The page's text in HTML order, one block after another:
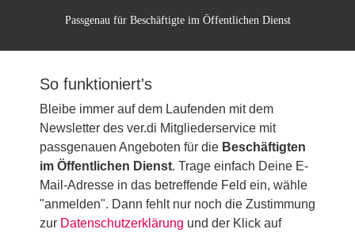
Passgenau für Beschäftigte im Öffentlichen Dienst
So funktioniert's
Bleibe immer auf dem Laufenden mit dem
Newsletter des ver.di Mitgliederservice mit
passgenauen Angeboten für die Beschäftigten
im Öffentlichen Dienst. Trage einfach Deine E-
Mail-Adresse in das betreffende Feld ein, wähle
"anmelden". Dann fehlt nur noch die Zustimmung
zur Datenschutzerklärung und der Klick auf